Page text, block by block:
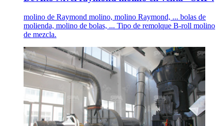
molino de Raymond molino, molino Raymond, ... bolas de
molienda, molino de bolas, ... Tipo de remolque B-roll molino
de mezcla.